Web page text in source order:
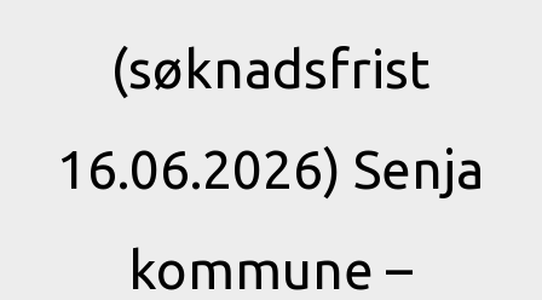
(søknadsfrist
16.06.2026) Senja
kommune –